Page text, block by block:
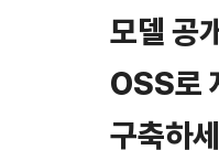
모델 공
OSS로
구축하